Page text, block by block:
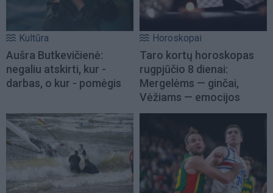
Kultūra
Aušra Butkevičienė:
negaliu atskirti, kur -
darbas, o kur - pomėgis
Horoskopai
Taro kortų horoskopas
rugpjūčio 8 dienai:
Mergelėms — ginčai,
Vėžiams — emocijos